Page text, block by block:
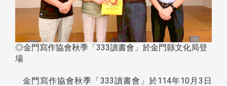
◎金門寫作協會秋季「333讀書會」於金門縣文化局登
場
金門寫作協會秋季「333讀書會」於114年10月3日